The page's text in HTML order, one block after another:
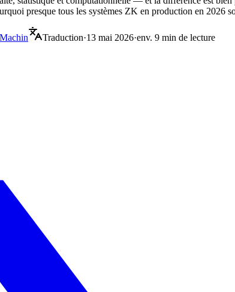
presque tous les systèmes ZK en production en 2026
Traduction·13 mai 2026·env. 9 min de lecture